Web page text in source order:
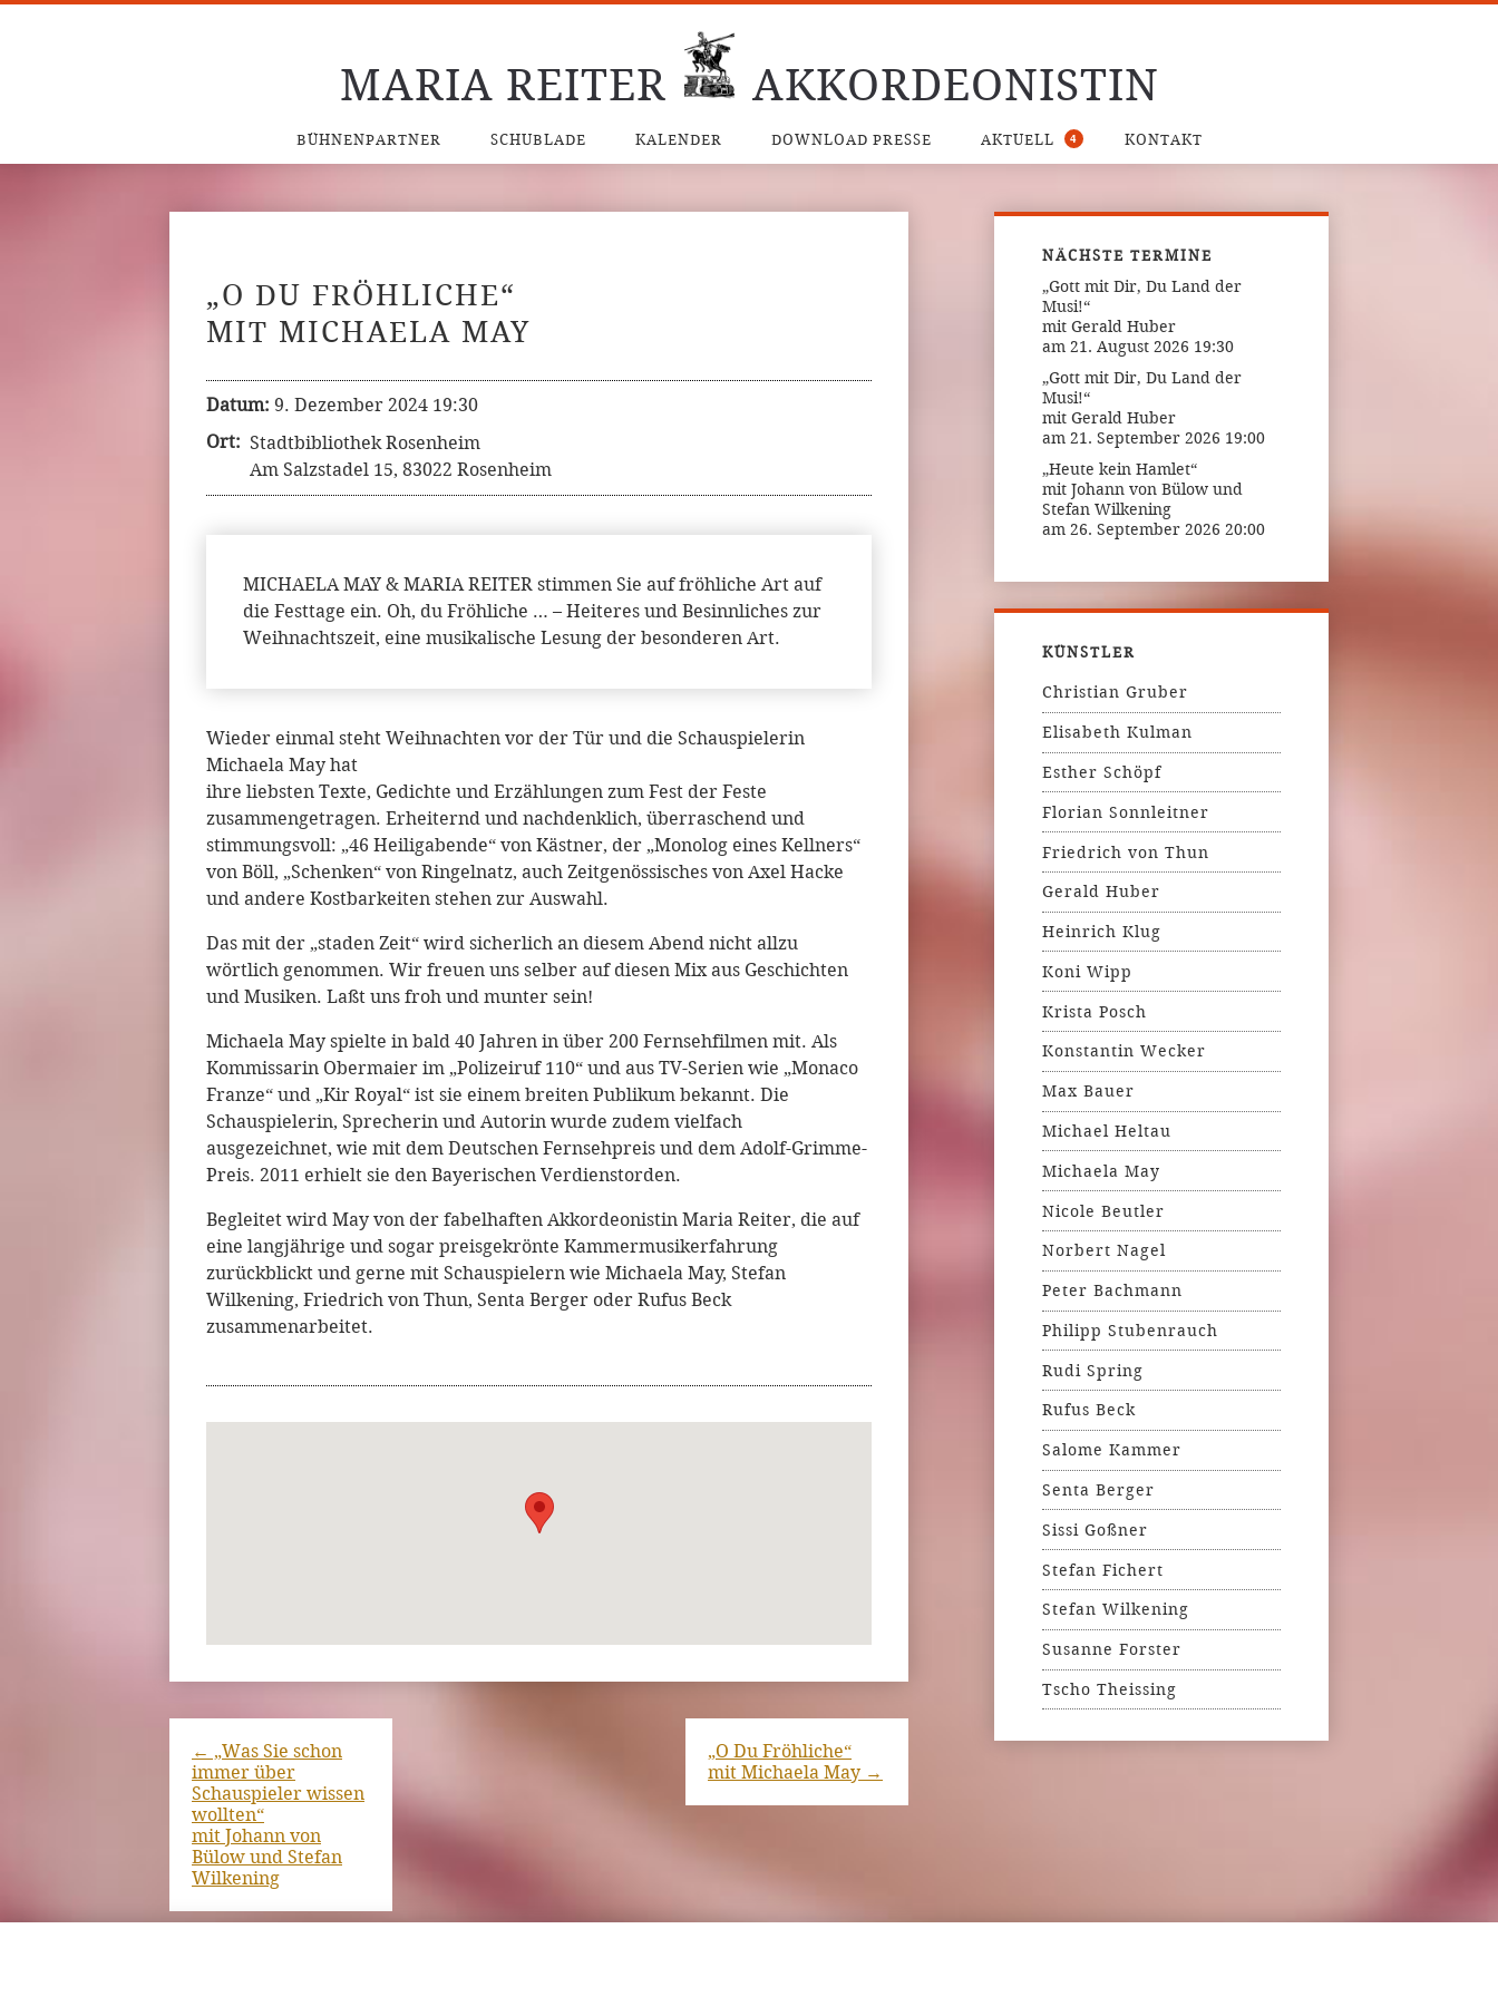
MARIA REITER AKKORDEONISTIN
BÜHNENPARTNER SCHUBLADE KALENDER DOWNLOAD PRESSE AKTUELL 4 KONTAKT
„O DU FRÖHLICHE“
MIT MICHAELA MAY
Datum: 9. Dezember 2024 19:30
Ort: Stadtbibliothek Rosenheim
Am Salzstadel 15, 83022 Rosenheim
MICHAELA MAY & MARIA REITER stimmen Sie auf fröhliche Art auf
die Festtage ein. Oh, du Fröhliche … – Heiteres und Besinnliches zur
Weihnachtszeit, eine musikalische Lesung der besonderen Art.
Wieder einmal steht Weihnachten vor der Tür und die Schauspielerin
Michaela May hat
ihre liebsten Texte, Gedichte und Erzählungen zum Fest der Feste
zusammengetragen. Erheiternd und nachdenklich, überraschend und
stimmungsvoll: „46 Heiligabende“ von Kästner, der „Monolog eines Kellners“
von Böll, „Schenken“ von Ringelnatz, auch Zeitgenössisches von Axel Hacke
und andere Kostbarkeiten stehen zur Auswahl.
Das mit der „staden Zeit“ wird sicherlich an diesem Abend nicht allzu
wörtlich genommen. Wir freuen uns selber auf diesen Mix aus Geschichten
und Musiken. Laßt uns froh und munter sein!
Michaela May spielte in bald 40 Jahren in über 200 Fernsehfilmen mit. Als
Kommissarin Obermaier im „Polizeiruf 110“ und aus TV-Serien wie „Monaco
Franze“ und „Kir Royal“ ist sie einem breiten Publikum bekannt. Die
Schauspielerin, Sprecherin und Autorin wurde zudem vielfach
ausgezeichnet, wie mit dem Deutschen Fernsehpreis und dem Adolf-Grimme-
Preis. 2011 erhielt sie den Bayerischen Verdienstorden.
Begleitet wird May von der fabelhaften Akkordeonistin Maria Reiter, die auf
eine langjährige und sogar preisgekrönte Kammermusikerfahrung
zurückblickt und gerne mit Schauspielern wie Michaela May, Stefan
Wilkening, Friedrich von Thun, Senta Berger oder Rufus Beck
zusammenarbeitet.
← „Was Sie schon
immer über
Schauspieler wissen
wollten“
mit Johann von
Bülow und Stefan
Wilkening
„O Du Fröhliche“
mit Michaela May →
NÄCHSTE TERMINE
„Gott mit Dir, Du Land der
Musi!“
mit Gerald Huber
am 21. August 2026 19:30
„Gott mit Dir, Du Land der
Musi!“
mit Gerald Huber
am 21. September 2026 19:00
„Heute kein Hamlet“
mit Johann von Bülow und
Stefan Wilkening
am 26. September 2026 20:00
KÜNSTLER
Christian Gruber
Elisabeth Kulman
Esther Schöpf
Florian Sonnleitner
Friedrich von Thun
Gerald Huber
Heinrich Klug
Koni Wipp
Krista Posch
Konstantin Wecker
Max Bauer
Michael Heltau
Michaela May
Nicole Beutler
Norbert Nagel
Peter Bachmann
Philipp Stubenrauch
Rudi Spring
Rufus Beck
Salome Kammer
Senta Berger
Sissi Goßner
Stefan Fichert
Stefan Wilkening
Susanne Forster
Tscho Theissing